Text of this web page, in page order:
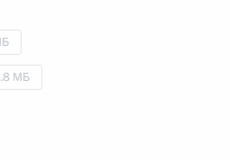
МБ